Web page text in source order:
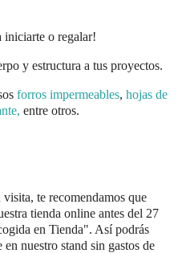
iniciarte o regalar!
y estructura a tus proyectos.
forros impermeables, hojas de
entre otros.
te recomendamos que
tienda online antes del 27
en Tienda". Así podrás
nuestro stand sin gastos de